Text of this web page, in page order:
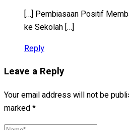
[…] Pembiasaan Positif
ke Sekolah […]
Reply
Leave a Reply
Your email address will not be
marked*